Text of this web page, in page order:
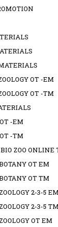
OT -EM
OT -TM
-EM
-TM
BIO ZOO
OT EM
OT TM
2-3-5 EM
2-3-5 TM
OT EM